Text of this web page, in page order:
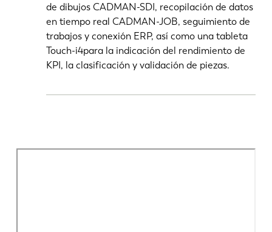
de dibujos CADMAN-SDI, recopilación de datos
en tiempo real CADMAN-JOB, seguimiento de
trabajos y conexión ERP, así como una tableta
Touch-i4para la indicación del rendimiento de
KPI, la clasificación y validación de piezas.